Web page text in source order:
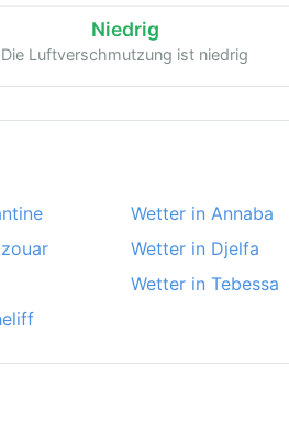
Niedrig
Die Luftverschmutzung ist niedrig
Wetter in Annaba
Wetter in Djelfa
Wetter in Tebessa